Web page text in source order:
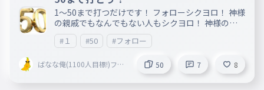
1〜50まで打つだけです！ フォローシクヨロ！ 神様
の親戚でもなんでもない人もシクヨロ！ 神様の親
戚でもなんでもない人の妹（ガチ）もシクヨロ！
#１ #50 #フォロー
ばなな俺(1100人目標!)フォ
50 7 8